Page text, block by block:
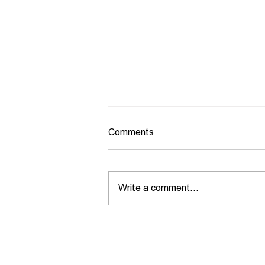
უსაზღვრო
Comments
Write a comment...